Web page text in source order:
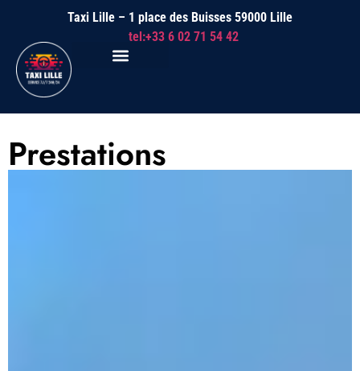
Taxi Lille – 1 place des Buisses 59000 Lille
tel:+33 6 02 71 54 42
Prestations